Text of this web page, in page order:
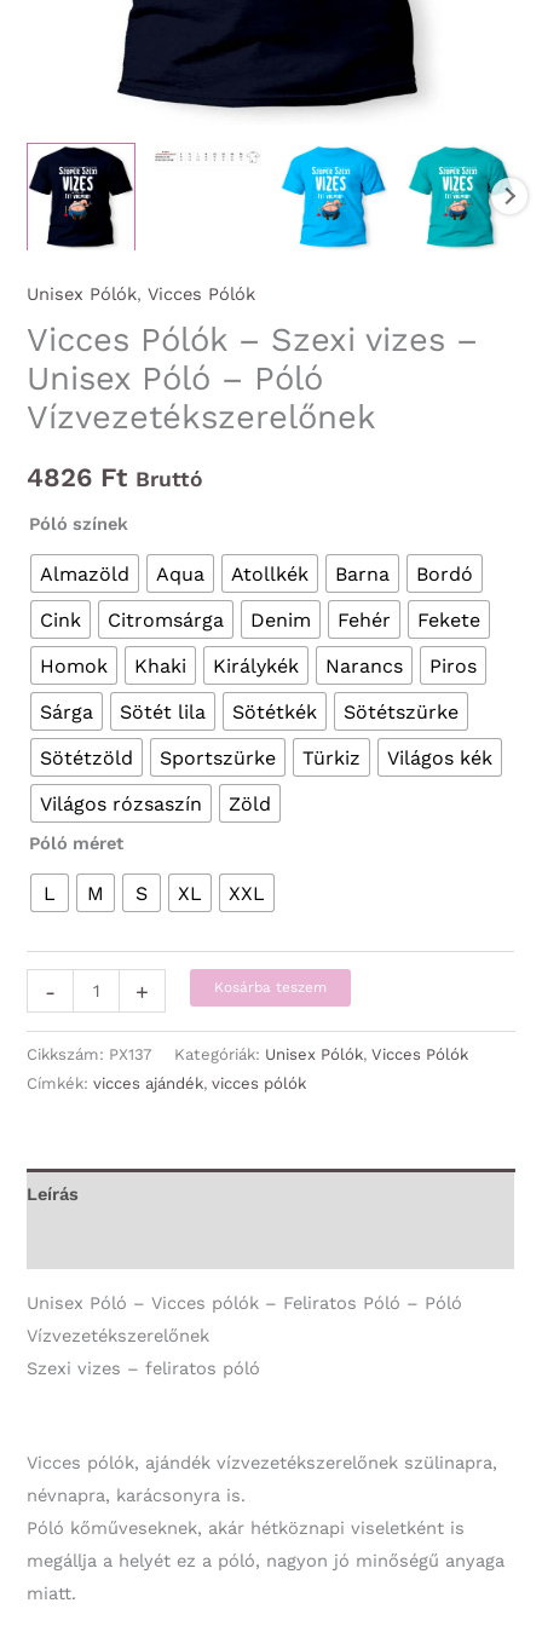
Unisex Pólók,Vicces Pólók
Vicces Pólók – Szexi vizes –
Unisex Póló – Póló
Vízvezetékszerelőnek
4826 Ft Bruttó
Póló színek
Almazöld Aqua Atollkék Barna
Bordó
Cink
Citromsárga Denim Fehér
Fekete
Homok
Khaki Királykék Narancs
Piros
Sárga
Sötét lila Sötétkék
Sötétszürke
Sötétzöld
Sportszürke Türkiz
Világos kék
Világos rózsaszín
Zöld
Póló méret
L M S XL XXL
-
Pólók
-
Szexi
Vízvezetékszerelőnek
mennyiség
+ Kosárba teszem
Cikkszám: PX137 Kategóriák: Unisex Pólók,Vicces Pólók
Címkék:vicces ajándék,vicces pólók
Leírás
Unisex Póló – Vicces pólók – Feliratos Póló – Póló
Vízvezetékszerelőnek
Szexi vizes – feliratos póló
Vicces pólók, ajándék vízvezetékszerelőnek szülinapra,
névnapra, karácsonyra is.
Póló kőműveseknek, akár hétköznapi viseletként is
megállja a helyét ez a póló, nagyon jó minőségű anyaga
miatt.